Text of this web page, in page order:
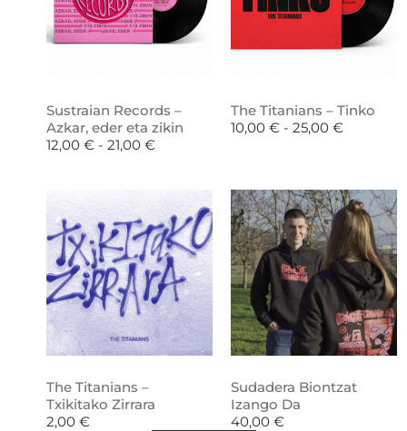
Sustraian Records –
Azkar, eder eta zikin
12,00 € - 21,00 €
The Titanians – Tinko
10,00 € - 25,00 €
The Titanians –
Txikitako Zirrara
2,00 €
Sudadera Biontzat
Izango Da
40,00 €